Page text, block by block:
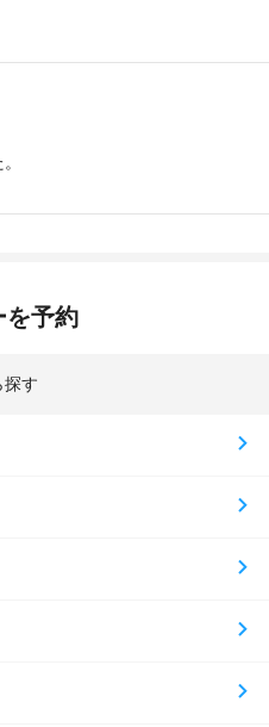
を予約
探す